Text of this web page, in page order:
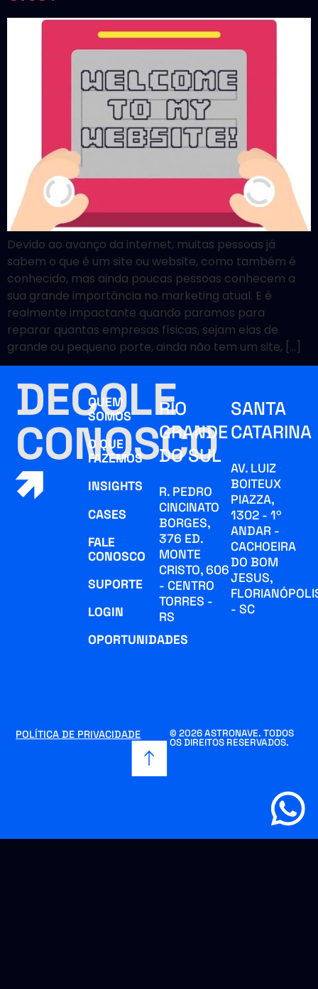
Devido ao avanço da internet, muitas pessoas já
sabem o que é um site ou website, como também é
conhecido, mas ainda poucas pessoas conhecem a
sua grande importância no marketing atual. E é
realmente impactante quando paramos para
reparar quantas empresas físicas, sejam elas de
grande ou pequeno porte, ainda não tem um site, […]
DECOLE
CONOSCO
QUEM
SOMOS
O QUE
FAZEMOS
INSIGHTS
CASES
FALE
CONOSCO
SUPORTE
LOGIN
OPORTUNIDADES
RIO
GRANDE
DO SUL
R. PEDRO
CINCINATO
BORGES,
376 ED.
MONTE
CRISTO, 606
- CENTRO
TORRES -
RS
SANTA
CATARINA
AV. LUIZ
BOITEUX
PIAZZA,
1302 - 1º
ANDAR -
CACHOEIRA
DO BOM
JESUS,
- SC
© 2026 ASTRONAVE. TODOS
OS DIREITOS RESERVADOS.
POLÍTICA DE PRIVACIDADE